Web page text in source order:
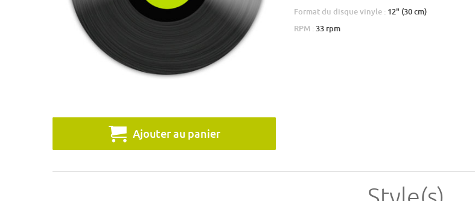
Ajouter au panier
Format du disque vinyle : 12" (30 cm)
RPM : 33 rpm